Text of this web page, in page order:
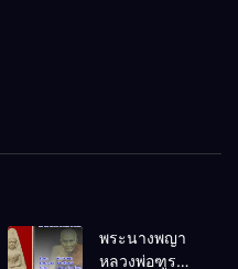
พระนางพญา
หลวงพ่อฑูรย์